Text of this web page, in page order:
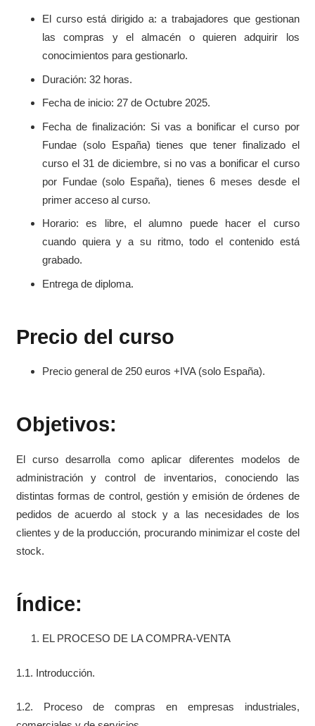
El curso está dirigido a: a trabajadores que gestionan
las compras y el almacén o quieren adquirir los
conocimientos para gestionarlo.
Duración: 32 horas.
Fecha de inicio: 27 de Octubre 2025.
Fecha de finalización: Si vas a bonificar el curso por
Fundae (solo España) tienes que tener finalizado el
curso el 31 de diciembre, si no vas a bonificar el curso
por Fundae (solo España), tienes 6 meses desde el
primer acceso al curso.
Horario: es libre, el alumno puede hacer el curso
cuando quiera y a su ritmo, todo el contenido está
grabado.
Entrega de diploma.
Precio del curso
Precio general de 250 euros +IVA (solo España).
Objetivos:
El curso desarrolla como aplicar diferentes modelos de
administración y control de inventarios, conociendo las
distintas formas de control, gestión y emisión de órdenes de
pedidos de acuerdo al stock y a las necesidades de los
clientes y de la producción, procurando minimizar el coste del
stock.
Índice:
EL PROCESO DE LA COMPRA-VENTA
1.1. Introducción.
1.2. Proceso de compras en empresas industriales,